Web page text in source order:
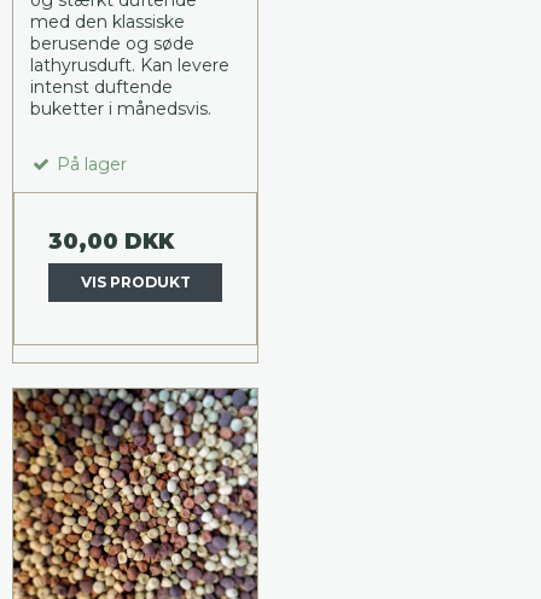
med den klassiske
berusende og søde
lathyrusduft. Kan levere
intenst duftende
buketter i månedsvis.
På lager
30,00 DKK
VIS PRODUKT